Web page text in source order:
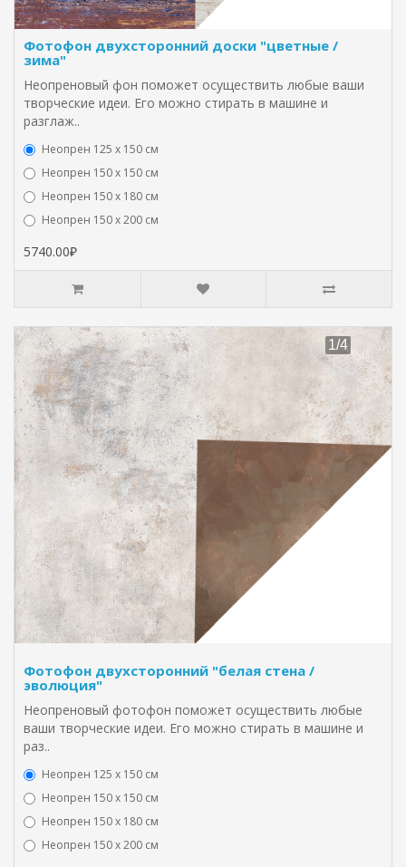
Фотофон двухсторонний доски "цветные /
зима"
Неопреновый фон поможет осуществить любые ваши
творческие идеи. Его можно стирать в машине и
разглаж..
Неопрен 125 х 150 см
Неопрен 150 х 150 см
Неопрен 150 х 180 см
Hеопрен 150 х 200 см
5740.00₽
Фотофон двухсторонний "белая стена /
эволюция"
Неопреновый фотофон поможет осуществить любые
ваши творческие идеи. Его можно стирать в машине и
раз..
Неопрен 125 х 150 см
Неопрен 150 х 150 см
Неопрен 150 х 180 см
Hеопрен 150 х 200 см